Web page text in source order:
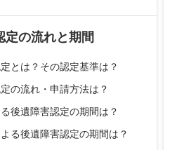
定の流れと期間
とは？その認定基準は？
の流れ・申請方法は？
後遺障害認定の期間は？
る後遺障害認定の期間は？